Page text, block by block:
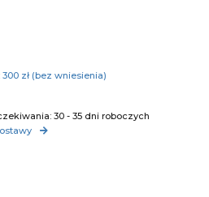
300 zł (bez wniesienia)
30 - 35 dni roboczych